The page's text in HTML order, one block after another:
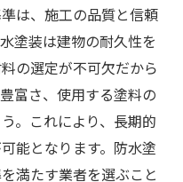
は、施工の品質と信頼
塗装は建物の耐久性を
の選定が不可欠だから
富さ、使用する塗料の
。これにより、長期的
能となります。防水塗
満たす業者を選ぶこと